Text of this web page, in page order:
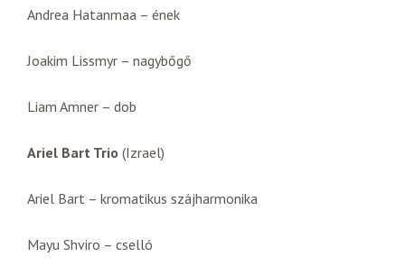
Andrea Hatanmaa – ének
Joakim Lissmyr – nagybőgő
Liam Amner – dob
Ariel Bart Trio (Izrael)
Ariel Bart – kromatikus szájharmonika
Mayu Shviro – cselló